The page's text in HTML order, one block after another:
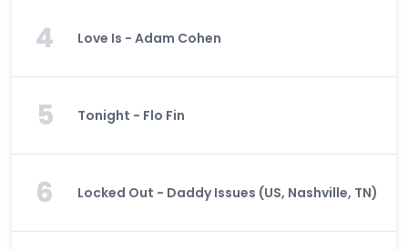
4 Love Is - Adam Cohen
5 Tonight - Flo Fin
6 Locked Out - Daddy Issues (US, Nashville, TN)